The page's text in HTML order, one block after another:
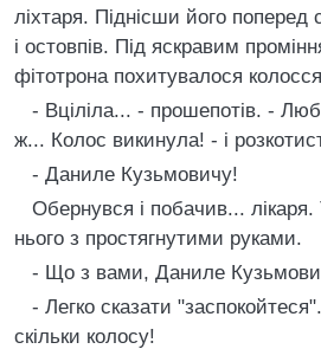
лiхтаря. Пiднiсши його поперед
i остовпiв. Пiд яскравим
фiтотрона похитувалося
- Вцiлiла... - прошепотiв. -
ж... Колос викинула! - i
- Даниле Кузьмовичу!
Обернувся i побачив...
нього з простягнутими руками.
- Що з вами, Даниле
- Легко сказати
скiльки колосу!